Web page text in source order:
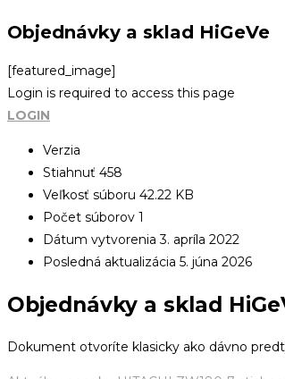
Objednávky a sklad HiGeVe
[featured_image]
Login is required to access this page
LOGIN
Verzia
Stiahnuť 458
Veľkosť súboru 42.22 KB
Počet súborov 1
Dátum vytvorenia3. apríla 2022
Posledná aktualizácia 5. júna 2026
Objednávky a sklad
Dokument otvoríte klasicky ako dávno